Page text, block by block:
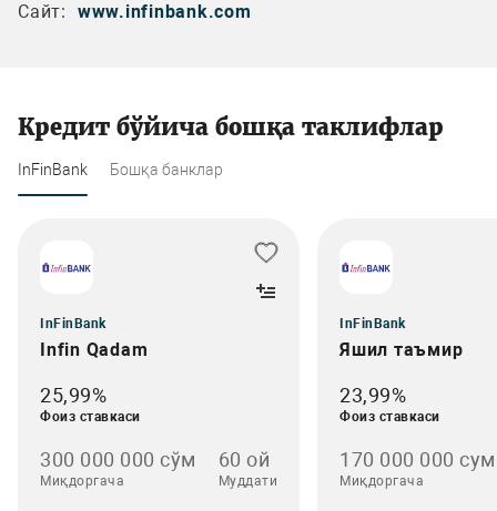
Сайт:
www.infinbank.com
Кредит бўйича бошқа таклифлар
InFinBank Бошқа банклар
InFinBank
Infin Qadam
25,99%
Фоиз ставкаси
300 000 000 сўм
Миқдоргача
60 ой
Муддати
InFinBank
Яшил таъмир
23,99%
Фоиз ставкаси
170 000 000 сум
Миқдоргача